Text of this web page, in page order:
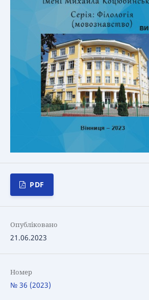
PDF
Опубліковано
21.06.2023
Номер
№ 36 (2023)